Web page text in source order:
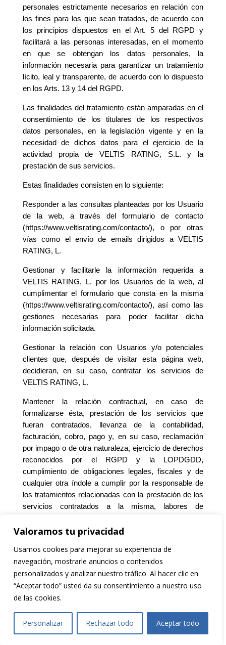
Valoramos tu privacidad
Usamos cookies para mejorar su experiencia de
navegación, mostrarle anuncios o contenidos
personalizados y analizar nuestro tráfico. Al hacer clic en
“Aceptar todo” usted da su consentimiento a nuestro uso
de las cookies.
Personalizar Rechazar todo Aceptar todo
personales estrictamente necesarios en relación con
los fines para los que sean tratados, de acuerdo con
los principios dispuestos en el Art. 5 del RGPD y
facilitará a las personas interesadas, en el momento
en que se obtengan los datos personales, la
información necesaria para garantizar un tratamiento
lícito, leal y transparente, de acuerdo con lo dispuesto
en los Arts. 13 y 14 del RGPD.
Las finalidades del tratamiento están amparadas en el
consentimiento de los titulares de los respectivos
datos personales, en la legislación vigente y en la
necesidad de dichos datos para el ejercicio de la
actividad propia de VELTIS RATING, S.L. y la
prestación de sus servicios.
Estas finalidades consisten en lo siguiente:
Responder a las consultas planteadas por los Usuario
de la web, a través del formulario de contacto
(https://www.veltisrating.com/contacto/), o por otras
vías como el envío de emails dirigidos a VELTIS
RATING, L.
Gestionar y facilitarle la información requerida a
VELTIS RATING, L. por los Usuarios de la web, al
cumplimentar el formulario que consta en la misma
(https://www.veltisrating.com/contacto/), así como las
gestiones necesarias para poder facilitar dicha
información solicitada.
Gestionar la relación con Usuarios y/o potenciales
clientes que, después de visitar esta página web,
decidieran, en su caso, contratar los servicios de
VELTIS RATING, L.
Mantener la relación contractual, en caso de
formalizarse ésta, prestación de los servicios que
fueran contratados, llevanza de la contabilidad,
facturación, cobro, pago y, en su caso, reclamación
por impago o de otra naturaleza, ejercicio de derechos
reconocidos por el RGPD y la LOPDGDD,
cumplimiento de obligaciones legales, fiscales y de
cualquier otra índole a cumplir por la responsable de
los tratamientos relacionadas con la prestación de los
servicios contratados a la misma, labores de
Los datos de carácter personal facilitados por el
Usuario, por medio de esta página web, incluido el
envío de emails o el formulario de contacto existente
en la misma, se almacenarán en un archivo
automatizado bajo la responsabilidad de VELTIS
RATING, S.L. con las finalidades anteriormente
consultas, gestionar, en su caso, nuestra relación
comercial/contractual, así como informarle sobre